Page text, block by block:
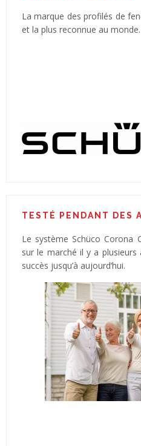
La marque des profilés de
et la plus reconnue au monde.
TESTÉ PENDANT DES
Le système Schüco Corona
sur le marché il y a
succès jusqu’à aujourd’hui.